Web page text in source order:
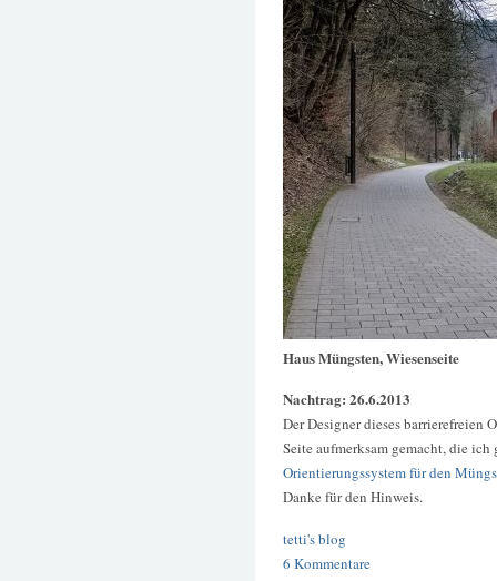
Haus Müngsten, Wiesenseite
Nachtrag: 26.6.2013
Der Designer dieses barrierefreien
Seite aufmerksam gemacht, die
Orientierungssystem für den
Danke für den Hinweis.
tetti's blog
6 Kommentare